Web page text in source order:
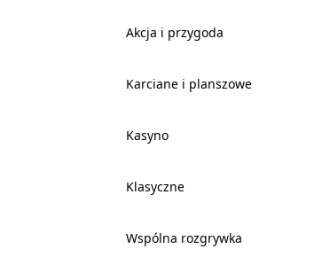
Akcja i przygoda
Karciane i planszowe
Kasyno
Klasyczne
Wspólna rozgrywka